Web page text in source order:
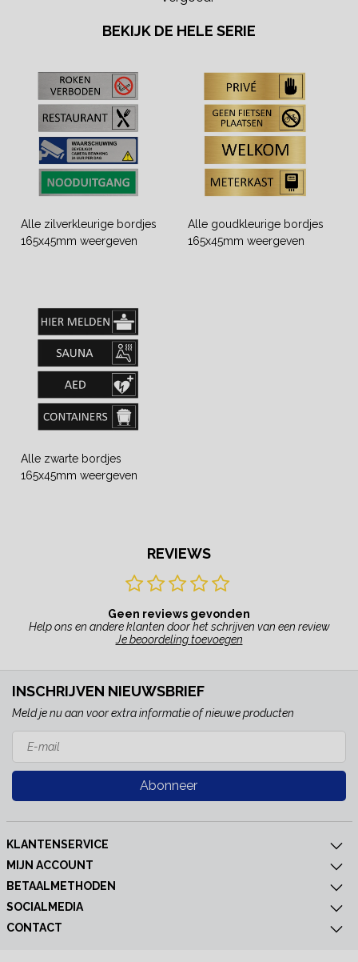
BEKIJK DE HELE SERIE
Alle zilverkleurige bordjes
165x45mm weergeven
Alle goudkleurige bordjes
165x45mm weergeven
Alle zwarte bordjes
165x45mm weergeven
REVIEWS
Geen reviews gevonden
Help ons en andere klanten door het schrijven van een review
Je beoordeling toevoegen
INSCHRIJVEN NIEUWSBRIEF
Meld je nu aan voor extra informatie of nieuwe producten
Abonneer
KLANTENSERVICE
MIJN ACCOUNT
BETAALMETHODEN
SOCIALMEDIA
CONTACT